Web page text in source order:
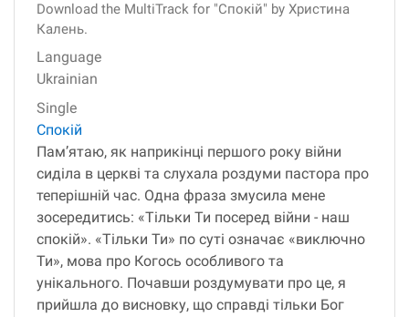
Download the MultiTrack for "Спокій" by Христина
Калень.
Language
Ukrainian
Single
Спокій
Памʼятаю, як наприкінці першого року війни
сиділа в церкві та слухала роздуми пастора про
теперішній час. Одна фраза змусила мене
зосередитись: «Тільки Ти посеред війни - наш
спокій». «Тільки Ти» по суті означає «виключно
Ти», мова про Когось особливого та
унікального. Почавши роздумувати про це, я
прийшла до висновку, що справді тільки Бог